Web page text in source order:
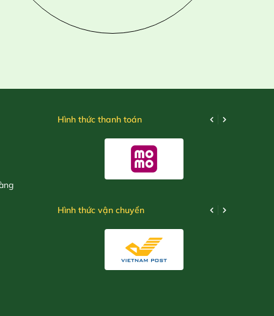
Hình thức thanh toán
Hình thức vận chuyển